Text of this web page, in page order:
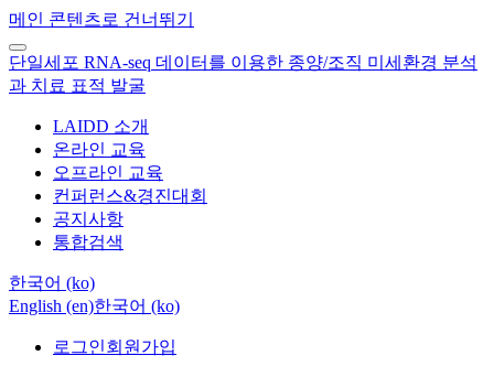
메인 콘텐츠로 건너뛰기
단일세포 RNA-seq 데이터를 이용한 종양/조직 미세환경 분석
과 치료 표적 발굴
LAIDD 소개
온라인 교육
오프라인 교육
컨퍼런스&경진대회
공지사항
통합검색
한국어 ‎(ko)‎
English ‎(en)‎한국어 ‎(ko)‎
로그인회원가입